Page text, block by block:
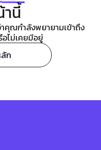
นี้
คุณกำลังพยายามเข้าถึง
ไม่เคยมีอยู่
ก